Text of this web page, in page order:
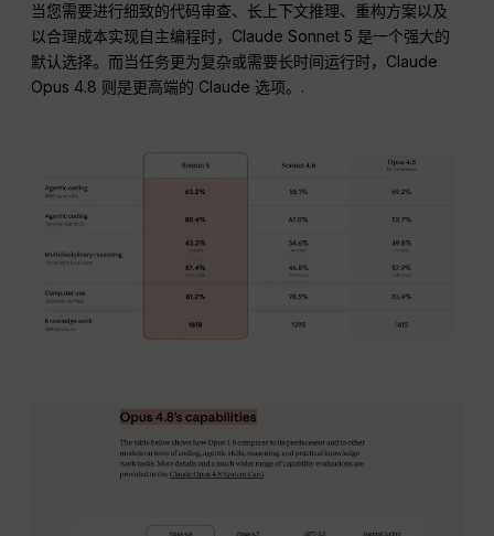
当您需要进行细致的代码审查、长上下文推理、重构方案以及
以合理成本实现自主编程时，Claude Sonnet 5 是一个强大的
默认选择。而当任务更为复杂或需要长时间运行时，Claude
Opus 4.8 则是更高端的 Claude 选项。.